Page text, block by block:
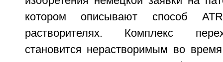
котором описывают способ
растворителях. Комплекс
становится нерастворимым во